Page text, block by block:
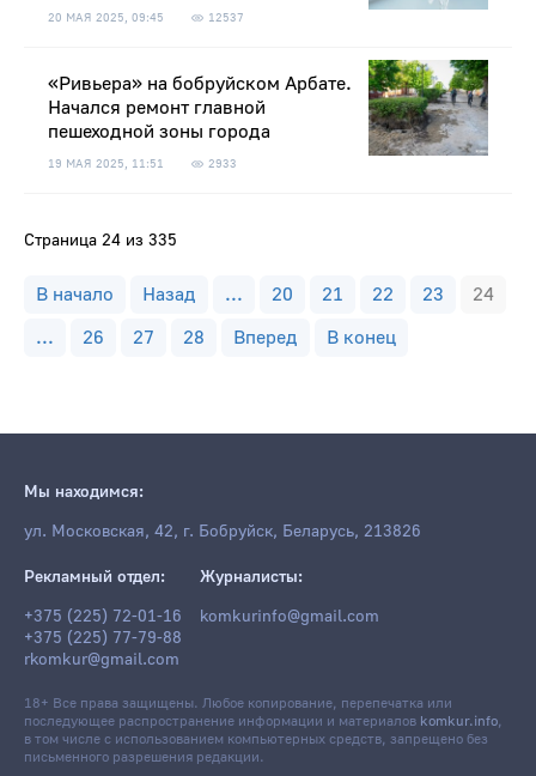
20 МАЯ 2025, 09:45 12537
«Ривьера» на бобруйском Арбате.
Начался ремонт главной
пешеходной зоны города
19 МАЯ 2025, 11:51 2933
Страница 24 из 335
В начало Назад ... 20 21 22 23
24
...
26 27 28 Вперед В конец
Мы находимся:
ул. Московская, 42, г. Бобруйск, Беларусь, 213826
Рекламный отдел:
+375 (225) 72-01-16
+375 (225) 77-79-88
rkomkur@gmail.com
Журналисты:
komkurinfo@gmail.com
18+ Все права защищены. Любое копирование, перепечатка или
последующее распространение информации и материалов komkur.info,
в том числе с использованием компьютерных средств, запрещено без
письменного разрешения редакции.